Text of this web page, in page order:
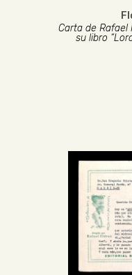
Carta de Rafael
su libro